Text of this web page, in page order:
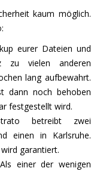
kaum möglich.
eurer Dateien und
zu vielen anderen
lang aufbewahrt.
dann noch behoben
festgestellt wird.
betreibt zwei
einen in Karlsruhe.
garantiert.
Als einer der wenigen